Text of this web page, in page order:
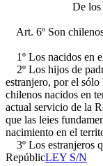
De los
Art. 6º Son
1º Los nacidos en
2º Los hijos de
estranjero, por el
chilenos nacidos en
actual servicio de la
que las leies
nacimiento en el
3º Los estranjeros
RepúblicLEY S/N